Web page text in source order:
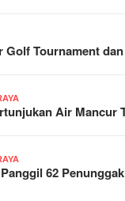
Golf Tournament
Air Mancur
62